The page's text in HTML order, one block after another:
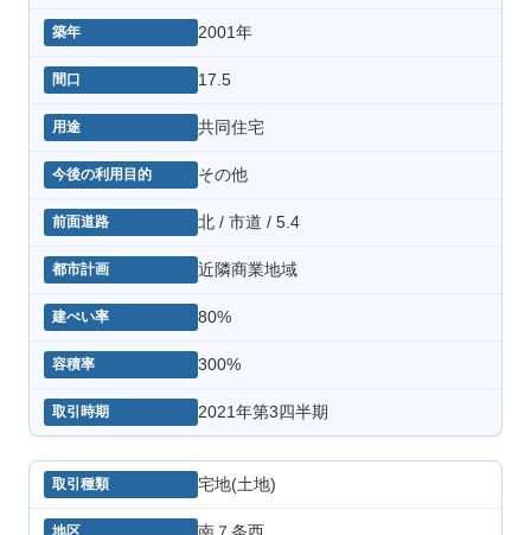
2001年
17.5
共同住宅
その他
北 / 市道 / 5.4
近隣商業地域
80%
300%
2021年第3四半期
宅地(土地)
南７条西